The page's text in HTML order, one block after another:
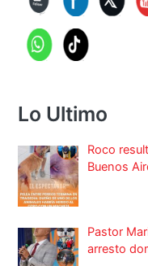
Lo Ultimo
Roco
Buenos
Pastor
arresto